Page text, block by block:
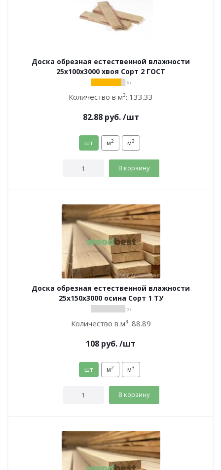
Доска обрезная естественной влажности
25х100х3000 хвоя Сорт 2 ГОСТ
( 8 )
Количество в м³: 133.33
82.88руб. /шт
шт м2 м3
В корзину
Доска обрезная естественной влажности
25х150х3000 осина Сорт 1 ТУ
( 0 )
Количество в м³: 88.89
108 руб./шт
шт м2 м3
В корзину